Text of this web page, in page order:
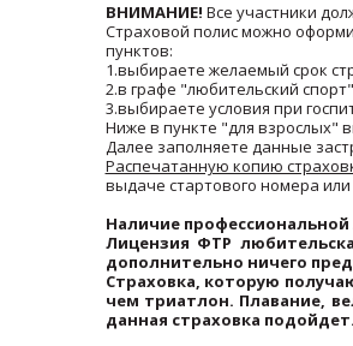
ВНИМАНИЕ! Все участники
Страховой полис можно
пунктов:
1.выбираете желаемый срок
2.в графе "любительский
3.выбираете условия при
Ниже в пункте "для взрослых"
Далее заполняете данные
Распечатанную копию
выдаче стартового номера
Наличие
Лицензия ФТР
дополнительно ничего
Страховка, которую
чем триатлон. Плавание,
данная страховка подойдет.